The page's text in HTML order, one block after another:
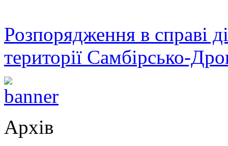
Розпорядження в справі
території Самбірсько-
Архів